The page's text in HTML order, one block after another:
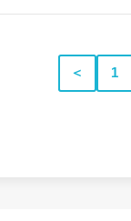
＜ 1